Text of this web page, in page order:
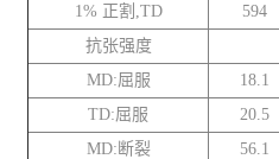
1% 正割,TD
594
抗张强度
MD:屈服
18.1
TD:屈服
20.5
MD:断裂
56.1